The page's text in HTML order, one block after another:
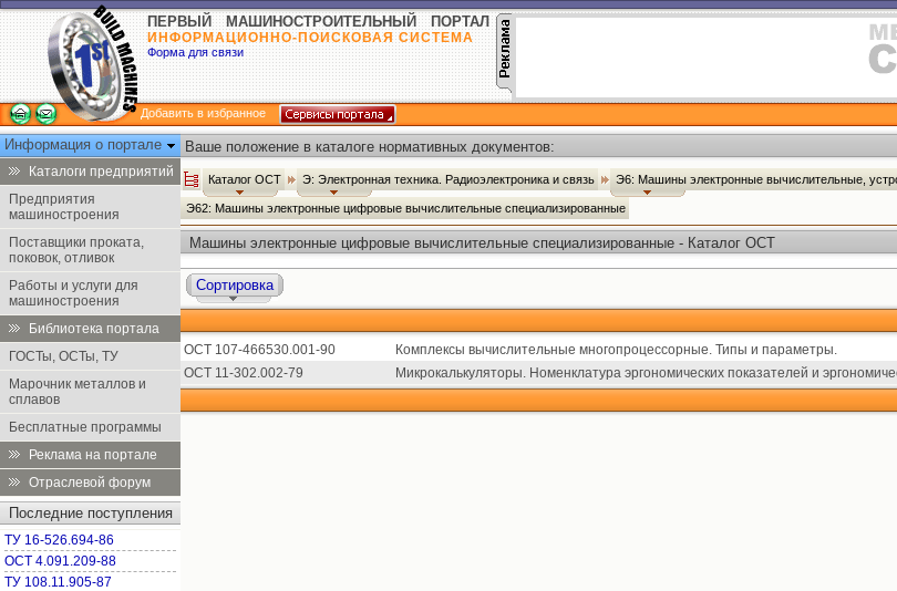
ПЕРВЫЙ МАШИНОСТРОИТЕЛЬНЫЙ ПОРТАЛ
ИНФОРМАЦИОННО-ПОИСКОВАЯ СИСТЕМА
Форма для связи
Добавить в избранное
Информация о портале
Каталоги предприятий
Предприятия
машиностроения
Поставщики проката,
поковок, отливок
Работы и услуги для
машиностроения
Библиотека портала
ГОСТы, ОСТы, ТУ
Марочник металлов и
сплавов
Бесплатные программы
Реклама на портале
Отраслевой форум
Последние поступления
ТУ 16-526.694-86
ОСТ 4.091.209-88
ТУ 108.11.905-87
Ваше положение в каталоге нормативных документов:
Каталог ОСТ Э: Электронная техника. Радиоэлектроника и связь Э6: Машины электронные вычислительные,
Э62: Машины электронные цифровые вычислительные специализированные
Машины электронные цифровые вычислительные специализированные - Каталог ОСТ
Сортировка
ОСТ 107-466530.001-90
Комплексы вычислительные многопроцессорные. Типы и параметры.
ОСТ 11-302.002-79
Микрокалькуляторы. Номенклатура эргономических показателей и